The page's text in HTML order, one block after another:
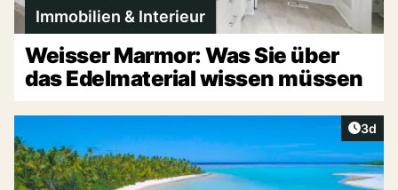
Immobilien & Interieur
Weisser Marmor: Was Sie über
das Edelmaterial wissen müssen
3d